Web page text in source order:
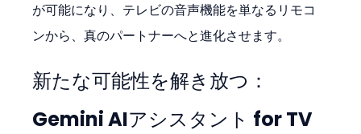
が可能になり、テレビの音声機能を単なるリモコ
ンから、真のパートナーへと進化させます。
新たな可能性を解き放つ：
Gemini AIアシスタント for TV